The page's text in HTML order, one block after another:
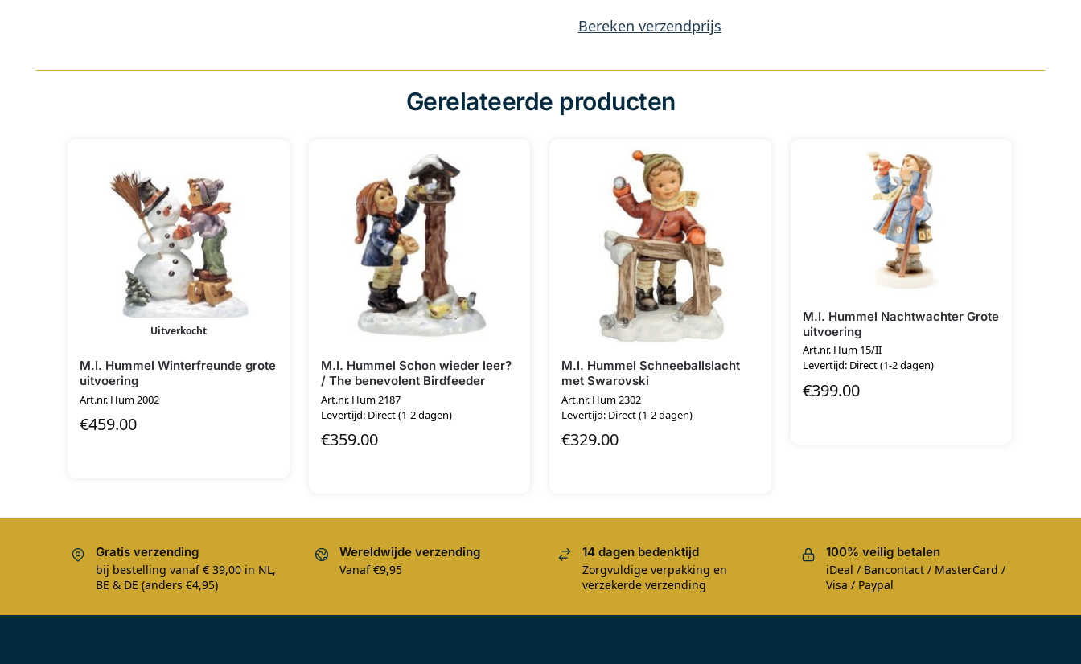
Bereken verzendprijs
Gerelateerde producten
Uitverkocht
M.I. Hummel Winterfreunde grote
uitvoering
Art.nr. Hum 2002
€459.00
M.I. Hummel Schon wieder leer?
/ The benevolent Birdfeeder
Art.nr. Hum 2187
Levertijd: Direct (1-2 dagen)
€359.00
M.I. Hummel Schneeballslacht
met Swarovski
Art.nr. Hum 2302
Levertijd: Direct (1-2 dagen)
€329.00
M.I. Hummel Nachtwachter Grote
uitvoering
Art.nr. Hum 15/II
Levertijd: Direct (1-2 dagen)
€399.00
Gratis verzending
bij bestelling vanaf € 39,00 in NL,
BE & DE (anders €4,95)
Wereldwijde verzending
Vanaf €9,95
14 dagen bedenktijd
Zorgvuldige verpakking en
verzekerde verzending
100% veilig betalen
iDeal / Bancontact / MasterCard /
Visa / Paypal